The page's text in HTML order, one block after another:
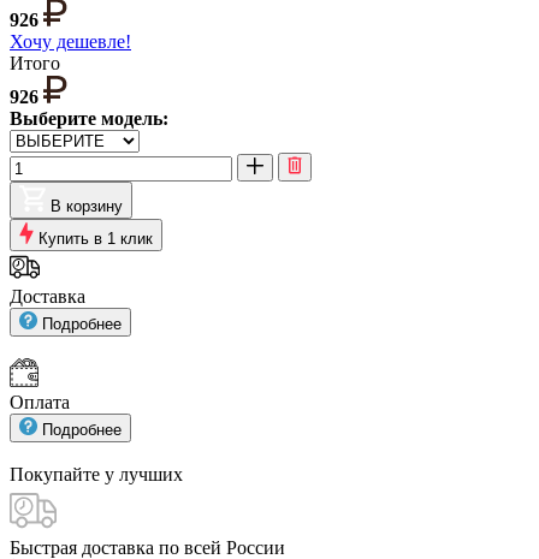
926
Хочу дешевле!
Итого
926
Выберите модель:
В корзину
Купить в 1 клик
Доставка
Подробнее
Оплата
Подробнее
Покупайте у лучших
Быстрая доставка по всей России